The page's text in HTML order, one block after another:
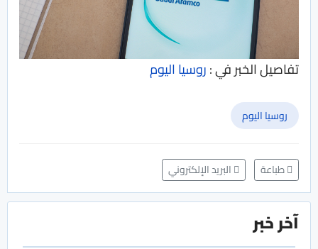
تفاصيل الخبر في :روسيا اليوم
روسيا اليوم
طباعة البريد الإلكتروني
آخر خبر